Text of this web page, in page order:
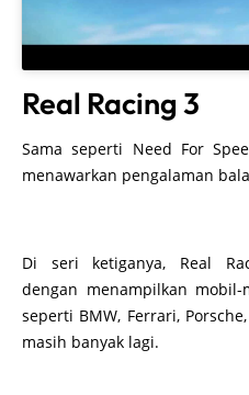
Real Racing 3
Sama seperti Need For
menawarkan pengalaman
Di seri ketiganya, Real
dengan menampilkan mobil-
seperti BMW, Ferrari,
masih banyak lagi.